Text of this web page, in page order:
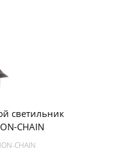
светильник
CHAIN
CHAIN